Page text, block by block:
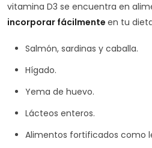
vitamina D3 se encuentra en
incorporar fácilmente en tu
Salmón, sardinas y caballa.
Hígado.
Yema de huevo.
Lácteos enteros.
Alimentos fortificados como